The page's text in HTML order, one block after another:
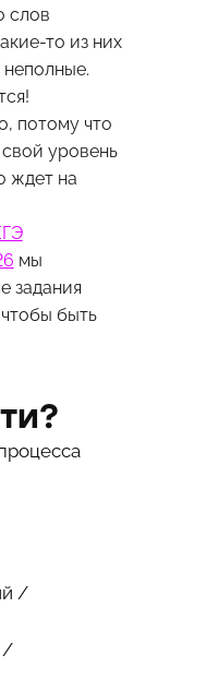
слов
то из них
неполные.
потому что
уровень
ждет на
мы
задания
быть
/
/